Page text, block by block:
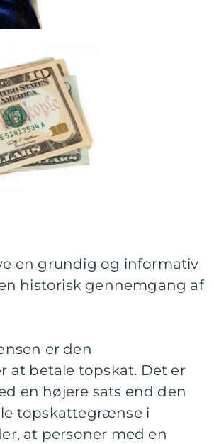
en grundig og informativ
historisk gennemgang af
er den
at betale topskat. Det er
en højere sats end den
topskattegrænse i
at personer med en